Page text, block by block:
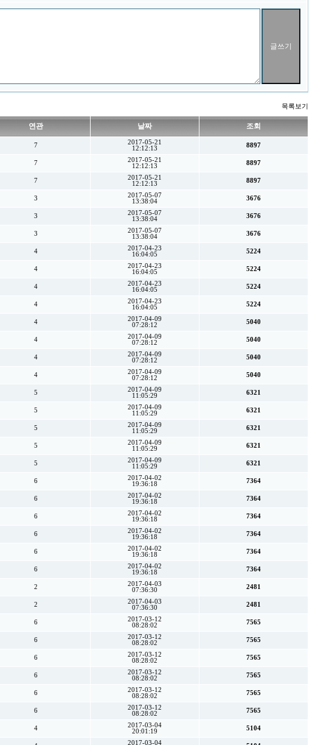
목록보기
연관 날짜 조회
7
2017-05-21
12:12:13
8897
7
2017-05-21
12:12:13
8897
7
2017-05-21
12:12:13
8897
3
2017-05-07
13:38:04
3676
3
2017-05-07
13:38:04
3676
3
2017-05-07
13:38:04
3676
4
2017-04-23
16:04:05
5224
4
2017-04-23
16:04:05
5224
4
2017-04-23
16:04:05
5224
4
2017-04-23
16:04:05
5224
4
2017-04-09
07:28:12
5040
4
2017-04-09
07:28:12
5040
4
2017-04-09
07:28:12
5040
4
2017-04-09
07:28:12
5040
5
2017-04-09
11:05:29
6321
5
2017-04-09
11:05:29
6321
5
2017-04-09
11:05:29
6321
5
2017-04-09
11:05:29
6321
5
2017-04-09
11:05:29
6321
6
2017-04-02
19:36:18
7364
6
2017-04-02
19:36:18
7364
6
2017-04-02
19:36:18
7364
6
2017-04-02
19:36:18
7364
6
2017-04-02
19:36:18
7364
6
2017-04-02
19:36:18
7364
2
2017-04-03
07:36:30
2481
2
2017-04-03
07:36:30
2481
6
2017-03-12
08:28:02
7565
6
2017-03-12
08:28:02
7565
6
2017-03-12
08:28:02
7565
6
2017-03-12
08:28:02
7565
6
2017-03-12
08:28:02
7565
6
2017-03-12
08:28:02
7565
4
2017-03-04
20:01:19
5104
2017-03-04